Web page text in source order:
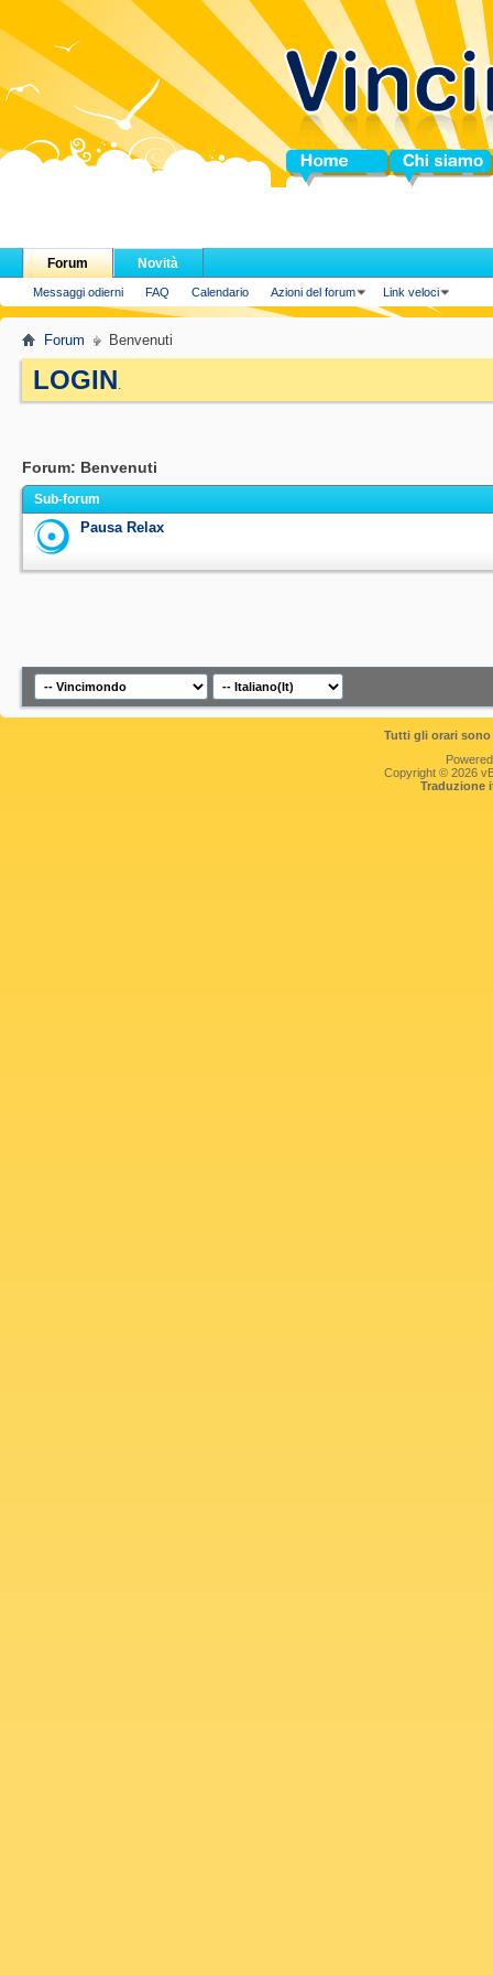
Home Chi siamo
Forum
Messaggi odierni FAQ Calendario Azioni del forum Link veloci
Novità
Forum Benvenuti
LOGIN.
Forum: Benvenuti
Sub-forum
Pausa Relax
Tutti gli orari
Copyright © 2026
Traduzione